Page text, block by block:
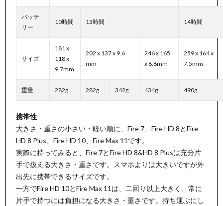
バッテ
リー
10時間 13時間 14時間
サイズ
181 x
118 x
9.7mm
202 x 137 x 9.6
mm
246 x 165
x 8.6mm
259 x 164 x
7.5mm
重量 282g 282g 342g 434g 490g
携帯性
大きさ・重さの小さい・軽い順に、Fire 7、Fire HD 8とFire
HD 8 Plus、Fire HD 10、Fire Max 11です。
実際に持ってみると、Fire 7とFire HD 8&HD 8 Plusは充分片
手で扱える大きさ・重さです。スマホよりは大きいですが外
出先に携帯できるサイズです。
一方でFire HD 10とFire Max 11は、二回り以上大きく、常に
片手で持つには負担になる大きさ・重さです。持ち運ぶにし